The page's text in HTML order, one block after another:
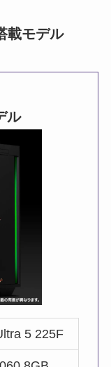
載モデル
ル
5 225F